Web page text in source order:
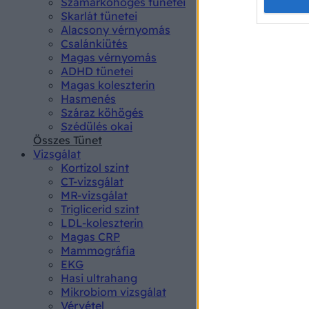
Skarlát tünetei
Alacsony vérnyomás
Csalánkiütés
Magas vérnyomás
ADHD tünetei
Magas koleszterin
Hasmenés
Száraz köhögés
Szédülés okai
Összes Tünet
Vizsgálat
Kortizol szint
CT-vizsgálat
MR-vizsgálat
Triglicerid szint
LDL-koleszterin
Magas CRP
Mammográfia
EKG
Hasi ultrahang
Mikrobiom vizsgálat
Vérvétel